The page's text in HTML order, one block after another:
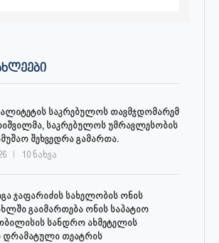
საკრებულოს თავმჯდომარემ
საკრებულოს უმრავლესობის
შეხვედრა გამართა.
10 ნახვა
ჯაფარიძის სახელობის ონის
გაიმართება ონის საპატიო
სანდრო ახმეტელის
დრამატული თეატრის